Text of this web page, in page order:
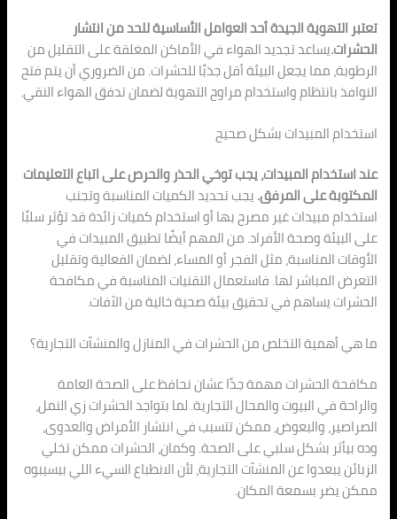
تعتبر التهوية الجيدة أحد العوامل الأساسية للحد من انتشار
الحشرات.يساعد تجديد الهواء في الأماكن المغلقة على التقليل من
الرطوبة، مما يجعل البيئة أقل جذبًا للحشرات. من الضروري أن يتم فتح
النوافذ بانتظام واستخدام مراوح التهوية لضمان تدفق الهواء النقي.
استخدام المبيدات بشكل صحيح
عند استخدام المبيدات، يجب توخي الحذر والحرص على اتباع التعليمات
المكتوبة على المرفق.يجب تحديد الكميات المناسبة وتجنب
استخدام مبيدات غير مصرح بها أو استخدام كميات زائدة قد تؤثر سلبًا
على البيئة وصحة الأفراد. من المهم أيضًا تطبيق المبيدات في
الأوقات المناسبة، مثل الفجر أو المساء، لضمان الفعالية وتقليل
التعرض المباشر لها. فاستعمال التقنيات المناسبة في مكافحة
الحشرات يساهم في تحقيق بيئة صحية خالية من الآفات.
ما هي أهمية التخلص من الحشرات في المنازل والمنشآت التجارية؟
مكافحة الحشرات مهمة جدًا عشان نحافظ على الصحة العامة
والراحة في البيوت والمحال التجارية. لما بتواجد الحشرات زي النمل،
الصراصير، والبعوض، ممكن تتسبب في انتشار الأمراض والعدوى،
وده بيأثر بشكل سلبي على الصحة. وكمان، الحشرات ممكن تخلي
الزبائن يبعدوا عن المنشآت التجارية، لأن الانطباع السيء اللي بيسيبوه
ممكن يضر بسمعة المكان.